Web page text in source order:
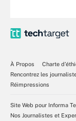
À Propos
Charte
Rencontrez les
Réimpressions
Site Web pour Informa
Nos Journalistes et